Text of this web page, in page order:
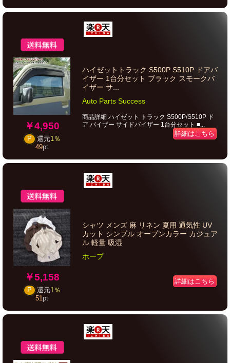
￥4,950
P 還元1％
49pt
ハイゼットトラック S500P S510P ドアバ
イザー 1台分セット ブラック スモークバ
イザー サ...
Auto Parts Success
商品詳細 ハイゼット トラック S500P/S510P ド
ア バイザー サイドバイザー 1台分セット ■...
詳細はこちら
￥5,158
P 還元1％
51pt
シャツ メンズ 麻 リネン 夏用 通気性 UV
カット シンプル オープンカラー カジュア
ル 軽量 吸湿
ホープ
詳細はこちら